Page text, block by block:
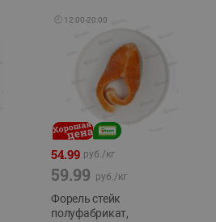
🕘 12:00-20:00
54.99 руб./кг
59.99 руб./кг
Форель стейк
полуфабрикат,